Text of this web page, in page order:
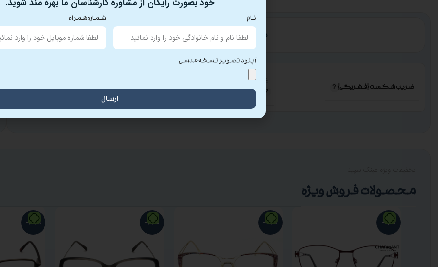
توضیحات تکمیلینظرات (0)
ضریب شکست {فشردِگی} غیر فشرده
محصولات فروش ویژه
-17%
-19%
-24%
-29%
نام شماره همراه
آپلود تصویر نسخه عدسی
ارسال